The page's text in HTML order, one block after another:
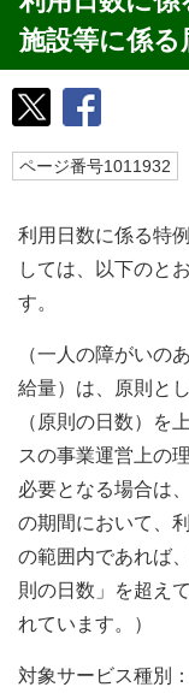
施設等に係
ページ番号1011932
利用日数に係る特
しては、以下のと
す。
（一人の障がいの
給量）は、原則と
（原則の日数）を
スの事業運営上の
必要となる場合は
の期間において、
の範囲内であれば
則の日数」を超え
れています。）
対象サービス種別